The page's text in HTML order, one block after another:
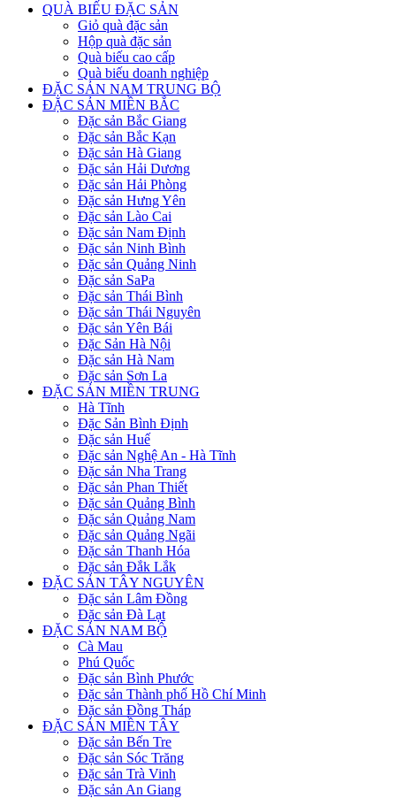
QUÀ BIẾU ĐẶC SẢN
Giỏ quà đặc sản
Hộp quà đặc sản
Quà biếu cao cấp
Quà biếu doanh nghiệp
ĐẶC SẢN NAM TRUNG BỘ
ĐẶC SẢN MIỀN BẮC
Đặc sản Bắc Giang
Đặc sản Bắc Kạn
Đặc sản Hà Giang
Đặc sản Hải Dương
Đặc sản Hải Phòng
Đặc sản Hưng Yên
Đặc sản Lào Cai
Đặc sản Nam Định
Đặc sản Ninh Bình
Đặc sản Quảng Ninh
Đặc sản SaPa
Đặc sản Thái Bình
Đặc sản Thái Nguyên
Đặc sản Yên Bái
Đặc Sản Hà Nội
Đặc sản Hà Nam
Đặc sản Sơn La
ĐẶC SẢN MIỀN TRUNG
Hà Tĩnh
Đặc Sản Bình Định
Đặc sản Huế
Đặc sản Nghệ An - Hà Tĩnh
Đặc sản Nha Trang
Đặc sản Phan Thiết
Đặc sản Quảng Bình
Đặc sản Quảng Nam
Đặc sản Quảng Ngãi
Đặc sản Thanh Hóa
Đặc sản Đắk Lắk
ĐẶC SẢN TÂY NGUYÊN
Đặc sản Lâm Đồng
Đặc sản Đà Lạt
ĐẶC SẢN NAM BỘ
Cà Mau
Phú Quốc
Đặc sản Bình Phước
Đặc sản Thành phố Hồ Chí Minh
Đặc sản Đồng Tháp
ĐẶC SẢN MIỀN TÂY
Đặc sản Bến Tre
Đặc sản Sóc Trăng
Đặc sản Trà Vinh
Đặc sản An Giang